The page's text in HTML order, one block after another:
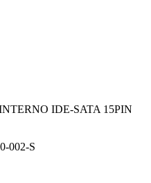
IDE-SATA 15PIN
002-S